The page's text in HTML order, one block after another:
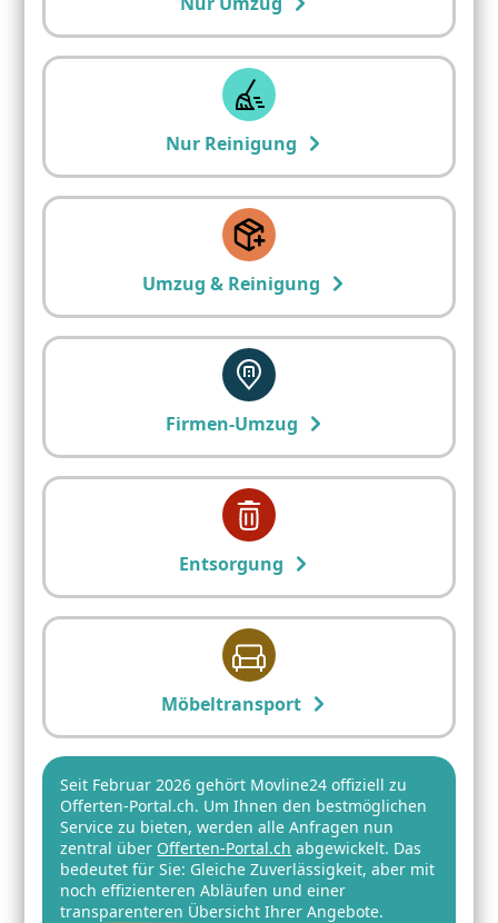
Nur Reinigung
Umzug & Reinigung
Firmen-Umzug
Entsorgung
Möbeltransport
Seit Februar 2026 gehört Movline24 offiziell zu
Offerten-Portal.ch. Um Ihnen den bestmöglichen
Service zu bieten, werden alle Anfragen nun
zentral über Offerten-Portal.ch abgewickelt. Das
bedeutet für Sie: Gleiche Zuverlässigkeit, aber mit
noch effizienteren Abläufen und einer
transparenteren Übersicht Ihrer Angebote.